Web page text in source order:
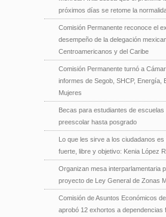
próximos días se retome la
Comisión Permanente reconoce el
desempeño de la delegación
Centroamericanos y del Caribe
Comisión Permanente turnó a
informes de Segob, SHCP, Energía,
Mujeres
Becas para estudiantes de
preescolar hasta posgrado
Lo que les sirve a los ciudadanos
fuerte, libre y objetivo: Kenia López
Organizan mesa interparlamentaria
proyecto de Ley General de Zonas
Comisión de Asuntos Económicos
aprobó 12 exhortos a dependencias